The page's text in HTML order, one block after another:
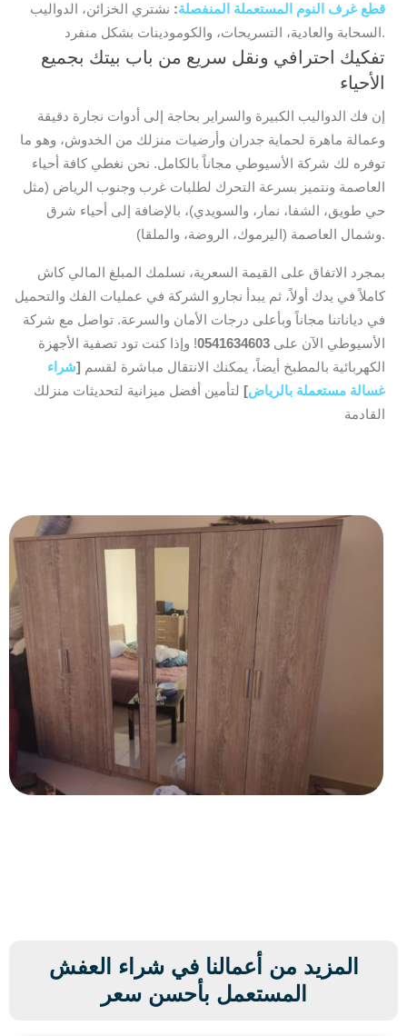
قطع غرف النوم المستعملة المنفصلة: نشتري الخزائن، الدواليب
السحابة والعادية، التسريحات، والكومودينات بشكل منفرد.
تفكيك احترافي ونقل سريع من باب بيتك بجميع
الأحياء
إن فك الدواليب الكبيرة والسراير بحاجة إلى أدوات نجارة دقيقة
وعمالة ماهرة لحماية جدران وأرضيات منزلك من الخدوش، وهو ما
توفره لك شركة الأسيوطي مجاناً بالكامل. نحن نغطي كافة أحياء
العاصمة ونتميز بسرعة التحرك لطلبات غرب وجنوب الرياض (مثل
حي طويق، الشفا، نمار، والسويدي)، بالإضافة إلى أحياء شرق
وشمال العاصمة (اليرموك، الروضة، والملقا).
بمجرد الاتفاق على القيمة السعرية، نسلمك المبلغ المالي كاش
كاملاً في يدك أولاً، ثم يبدأ نجارو الشركة في عمليات الفك والتحميل
في دياناتنا مجاناً وبأعلى درجات الأمان والسرعة. تواصل مع شركة
الأسيوطي الآن على 0541634603! وإذا كنت تود تصفية الأجهزة
الكهربائية بالمطبخ أيضاً، يمكنك الانتقال مباشرة لقسم [شراء
غسالة مستعملة بالرياض] لتأمين أفضل ميزانية لتحديثات منزلك
القادمة
المزيد من أعمالنا في شراء العفش
المستعمل بأحسن سعر